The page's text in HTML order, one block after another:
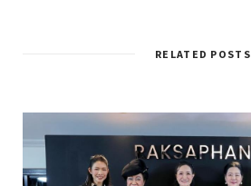
RELATED POSTS